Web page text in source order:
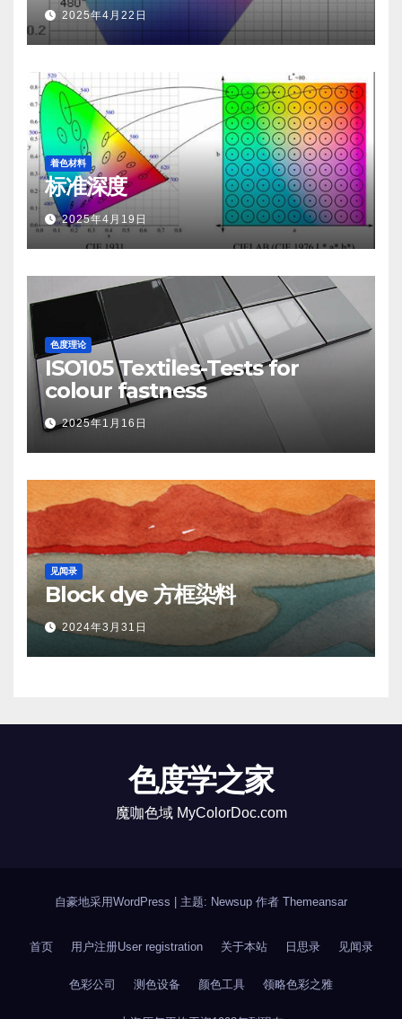
2025年4月22日
着色材料
标准深度
2025年4月19日
色度理论
ISO105 Textiles-Tests for
colour fastness
2025年1月16日
见闻录
Block dye 方框染料
2024年3月31日
色度学之家
魔咖色域 MyColorDoc.com
自豪地采用WordPress | 主题: Newsup 作者 Themeansar
首页 用户注册User registration 关于本站 日思录 见闻录
色彩公司 测色设备 颜色工具 领略色彩之雅